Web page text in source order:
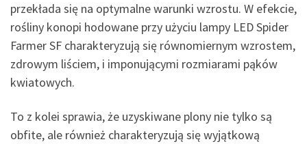
przekłada się na optymalne warunki wzrostu. W efekcie,
rośliny konopi hodowane przy użyciu lampy LED Spider
Farmer SF charakteryzują się równomiernym wzrostem,
zdrowym liściem, i imponującymi rozmiarami pąków
kwiatowych.
To z kolei sprawia, że uzyskiwane plony nie tylko są
obfite, ale również charakteryzują się wyjątkową